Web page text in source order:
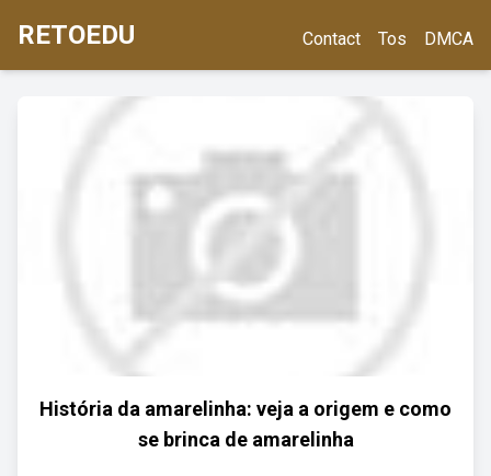
RETOEDU Contact Tos DMCA
História da amarelinha: veja a origem e como
se brinca de amarelinha